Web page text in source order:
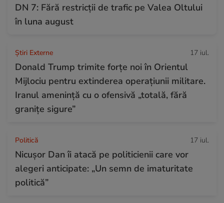
DN 7: Fără restricții de trafic pe Valea Oltului
în luna august
Știri Externe 17 iul.
Donald Trump trimite forțe noi în Orientul
Mijlociu pentru extinderea operațiunii militare.
Iranul amenință cu o ofensivă „totală, fără
granițe sigure”
Politică 17 iul.
Nicușor Dan îi atacă pe politicienii care vor
alegeri anticipate: „Un semn de imaturitate
politică”